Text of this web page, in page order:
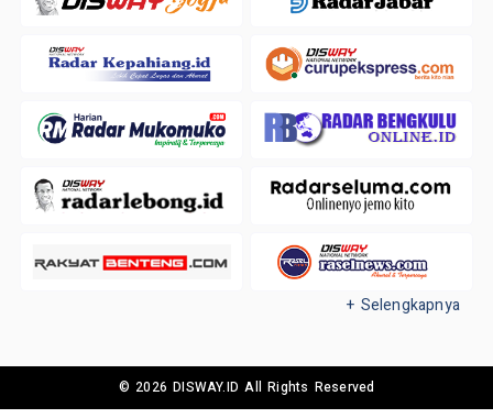
+ Selengkapnya
© 2026 DISWAY.ID All Rights Reserved